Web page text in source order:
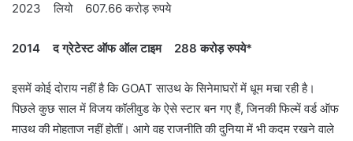
2023 लियो 607.66 करोड़ रुपये
2014 द ग्रेटेस्‍ट ऑफ ऑल टाइम 288 करोड़ रुपये*
इसमें कोई दोराय नहीं है कि GOAT साउथ के सिनेमाघरों में धूम मचा रही है।
पिछले कुछ साल में विजय कॉलीवुड के ऐसे स्‍टार बन गए हैं, जिनकी फिल्‍में वर्ड ऑफ
माउथ की मोहताज नहीं होतीं। आगे वह राजनीति की दुनिया में भी कदम रखने वाले